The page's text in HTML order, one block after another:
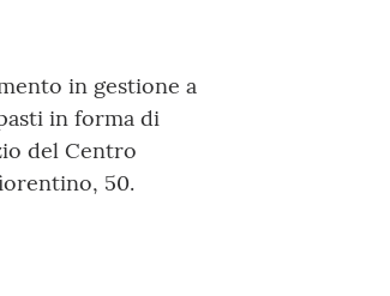
in gestione a
in forma di
del Centro
50.